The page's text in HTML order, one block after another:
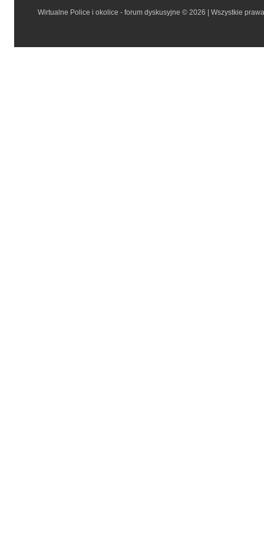
Wirtualne Police i okolice - forum dyskusyjne © 2026 | Wszystkie